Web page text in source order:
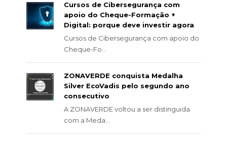
Cursos de Cibersegurança com
apoio do Cheque-Formação +
Digital: porque deve investir agora
Cursos de Cibersegurança com apoio do
Cheque-Fo...
ZONAVERDE conquista Medalha
Silver EcoVadis pelo segundo ano
consecutivo
A ZONAVERDE voltou a ser distinguida
com a Meda...